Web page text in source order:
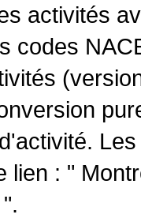
activités
codes
lien : "